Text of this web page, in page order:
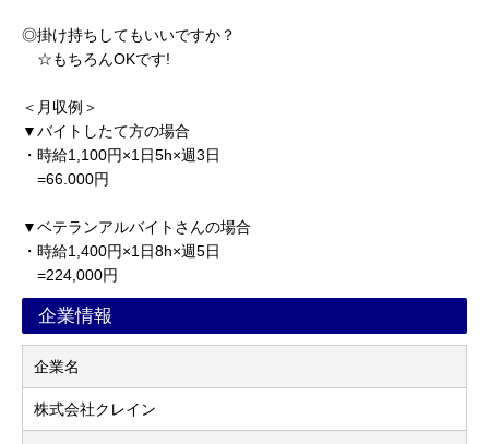
◎掛け持ちしてもいいですか？
☆もちろんOKです!
＜月収例＞
▼バイトしたて方の場合
・時給1,100円×1日5h×週3日
=66.000円
▼ベテランアルバイトさんの場合
・時給1,400円×1日8h×週5日
=224,000円
企業情報
企業名
株式会社クレイン